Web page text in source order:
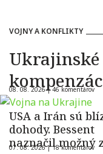
VOJNY A KONFLIKTY
08. 08. 2026 |46 komentárov
USA a Irán sú
dohody. Bessent
naznačil možný
07. 08. 2026 |18 komentárov